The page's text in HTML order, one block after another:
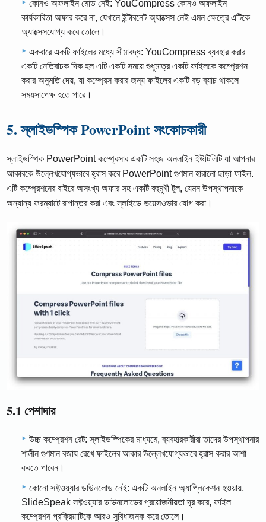
কোনও অফলাইন মোড নেই: YouCompress কোনও অফলাইন
কার্যকারিতা অফার করে না, যেখানে ইন্টারনেট অ্যাক্সেস নেই এমন ক্ষেত্রে এটিকে
অ্যাক্সেসযোগ্য করে তোলে।
একবারে একটি ফাইলের মধ্যে সীমাবদ্ধ: YouCompress ব্যবহার করার
একটি নেতিবাচক দিক হল এটি একটি সময়ে শুধুমাত্র একটি ফাইলকে কম্প্রেশন
করার অনুমতি দেয়, যা কম্প্রেস করার জন্য ফাইলের একটি বড় ব্যাচ থাকলে
সময়সাপেক্ষ হতে পারে।
5. স্লাইডস্পিক PowerPoint সংকোচকারী
স্লাইডস্পিক PowerPoint কম্প্রেসার একটি সহজ অনলাইন ইউটিলিটি যা আপনার
আকারকে উল্লেখযোগ্যভাবে হ্রাস করে PowerPoint গুণমান হারানো ছাড়া ফাইল.
এটি কম্প্রেশনের বাইরে অসংখ্য অফার সহ একটি বহুমুখী টুল, যেমন উপস্থাপনাকে
অন্যান্য ফরম্যাটে রূপান্তর করা এবং স্লাইডে ভয়েসওভার যোগ করা।
5.1 পেশাদার
উচ্চ কম্প্রেশন রেট: স্লাইডস্পিকের মাধ্যমে, ব্যবহারকারীরা তাদের উপস্থাপনার
শালীন গুণমান বজায় রেখে ফাইলের আকার উল্লেখযোগ্যভাবে হ্রাস করার আশা
করতে পারেন।
কোনো সফ্টওয়্যার ডাউনলোড নেই: একটি অনলাইন অ্যাপ্লিকেশন হওয়ায়,
SlideSpeak সফ্টওয়্যার ডাউনলোডের প্রয়োজনীয়তা দূর করে, ফাইল
কম্প্রেশন প্রক্রিয়াটিকে আরও সুবিধাজনক করে তোলে।